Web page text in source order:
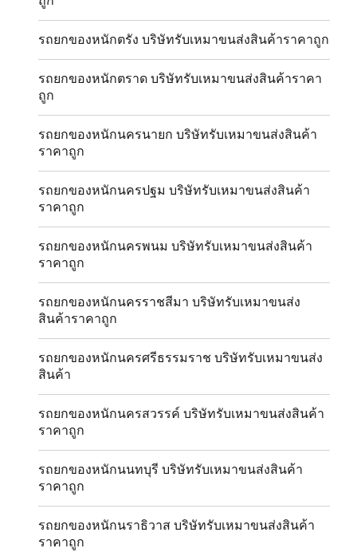
รถยกของหนักตรัง บริษัทรับเหมาขนส่งสินค้าราคาถูก
รถยกของหนักตราด บริษัทรับเหมาขนส่งสินค้าราคา
ถูก
รถยกของหนักนครนายก บริษัทรับเหมาขนส่งสินค้า
ราคาถูก
รถยกของหนักนครปฐม บริษัทรับเหมาขนส่งสินค้า
ราคาถูก
รถยกของหนักนครพนม บริษัทรับเหมาขนส่งสินค้า
ราคาถูก
รถยกของหนักนครราชสีมา บริษัทรับเหมาขนส่ง
สินค้าราคาถูก
รถยกของหนักนครศรีธรรมราช บริษัทรับเหมาขนส่ง
สินค้า
รถยกของหนักนครสวรรค์ บริษัทรับเหมาขนส่งสินค้า
ราคาถูก
รถยกของหนักนนทบุรี บริษัทรับเหมาขนส่งสินค้า
ราคาถูก
รถยกของหนักนราธิวาส บริษัทรับเหมาขนส่งสินค้า
ราคาถูก